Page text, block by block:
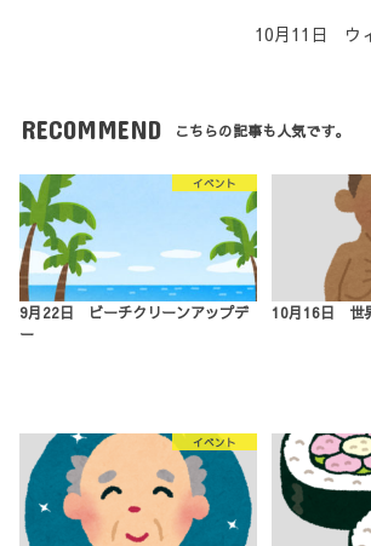
10月11日 ウ
RECOMMEND こちらの記事も人気です。
イベント
9月22日 ビーチクリーンアップデ
ー
10月16日 世
イベント